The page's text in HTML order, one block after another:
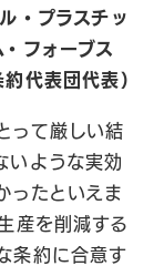
・プラスチッ
フォーブス
代表団代表）
って厳しい結
いような実効
ったといえま
産を削減する
条約に合意す